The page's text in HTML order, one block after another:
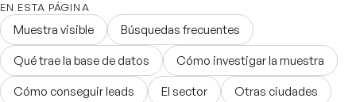
EN ESTA PÁGINA
Muestra visible Búsquedas frecuentes
Qué trae la base de datos Cómo investigar la muestra
Cómo conseguir leads El sector Otras ciudades